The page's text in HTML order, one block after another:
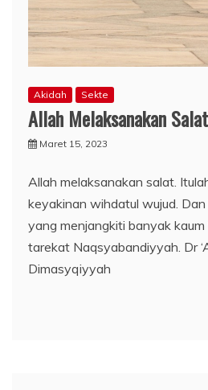
Akidah Sekte
Allah Melaksanakan
Maret 15, 2023
Allah melaksanakan salat.
keyakinan wihdatul wujud.
yang menjangkiti banyak
tarekat Naqsyabandiyyah. Dr
Dimasyqiyyah